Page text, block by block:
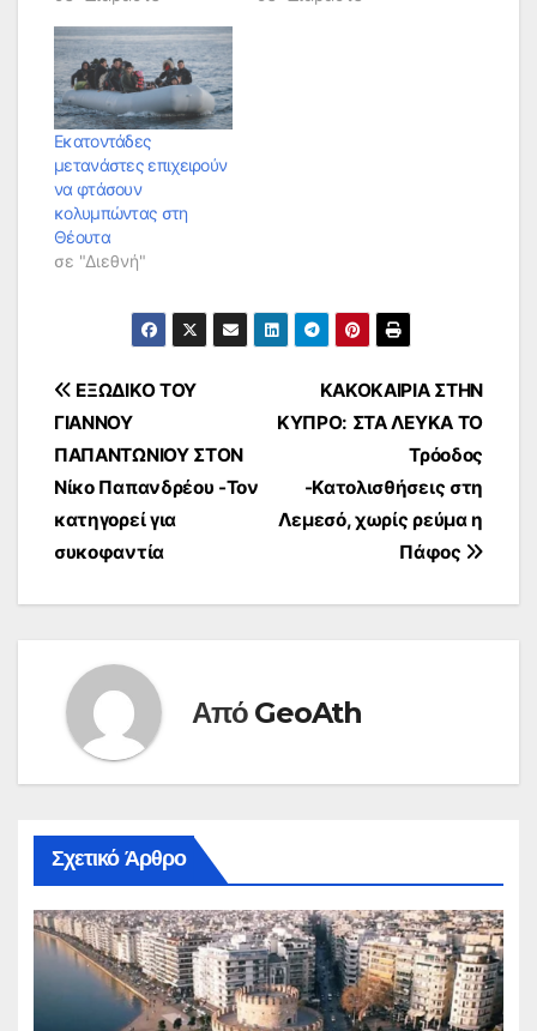
Εκατοντάδες
μετανάστες επιχειρούν
να φτάσουν
κολυμπώντας στη
Θέουτα
σε "Διεθνή"
Πλοήγηση
άρθρων
ΚΑΚΟΚΑΙΡΙΑ ΣΤΗΝ
ΚΥΠΡΟ: ΣΤΑ ΛΕΥΚΑ ΤΟ
Τρόοδος
-Κατολισθήσεις στη
Λεμεσό, χωρίς ρεύμα η
Πάφος
ΕΞΩΔΙΚΟ ΤΟΥ
ΓΙΑΝΝΟΥ
ΠΑΠΑΝΤΩΝΙΟΥ ΣΤΟΝ
Νίκο Παπανδρέου -Τον
κατηγορεί για
συκοφαντία
Από GeoAth
Σχετικό Άρθρο